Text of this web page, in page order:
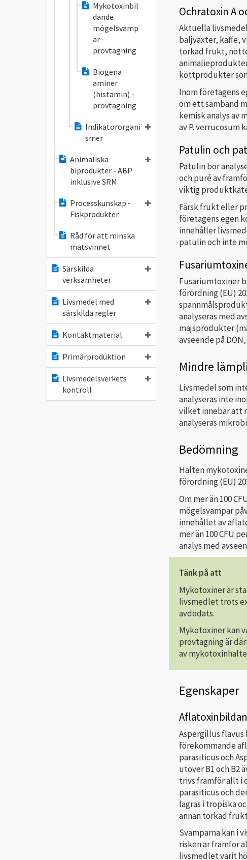
Mykotoxinbil
dande
mögelsvamp
ar -
provtagning
Biogena
aminer
(histamin) -
provtagning
Indikatororgani
smer
Animaliska
biprodukter - ABP
inklusive SRM
Processkunskap -
Fiskprodukter
Råd för att minska
matsvinnet
Särskilda
verksamheter
Livsmedel med
särskilda regler
Kontaktmaterial
Primärproduktion
Livsmedelsverkets
kontroll
Ochratoxin A
Aktuella
baljväxter, kaffe,
torkad frukt,
köttprodukter
Inom företagens
om ett samband
kemisk analys av
av P. verrucosum
Patulin och
Patulin bör
och puré av
viktig
Färsk frukt eller
företagens egen
innehåller
patulin och inte
Fusariumtoxiner
förordning (EU)
analyseras med
majsprodukter
avseende på
Mindre
Livsmedel som
analyseras inte
vilket innebär att
analyseras
Bedömning
Halten
förordning (EU)
Om mer än 100
mögelsvampar
innehållet av
mer än 100 CFU
analys med
Tänk på att
Mykotoxiner är
livsmedlet trots
avdödats.
Mykotoxiner kan
provtagning är
av
Egenskaper
Aspergillus flavus
förekommande
parasiticus och
utöver B1 och B2
trivs framför allt i
parasiticus och
lagras i tropiska
annan torkad
Svamparna kan i
risken är framför
livsmedlet varit